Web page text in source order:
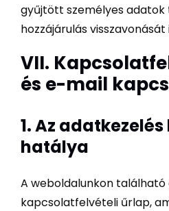
gyűjtött személyes adatok
hozzájárulás visszavonását
VII.
és e-mail
1. Az
hatálya
A weboldalunkon található
kapcsolatfelvételi űrlap,